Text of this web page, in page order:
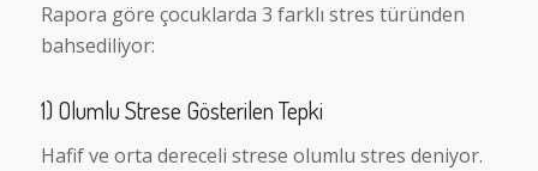
Rapora göre çocuklarda 3 farklı stres türünden
bahsediliyor:
1) Olumlu Strese Gösterilen Tepki
Hafif ve orta dereceli strese olumlu stres deniyor.